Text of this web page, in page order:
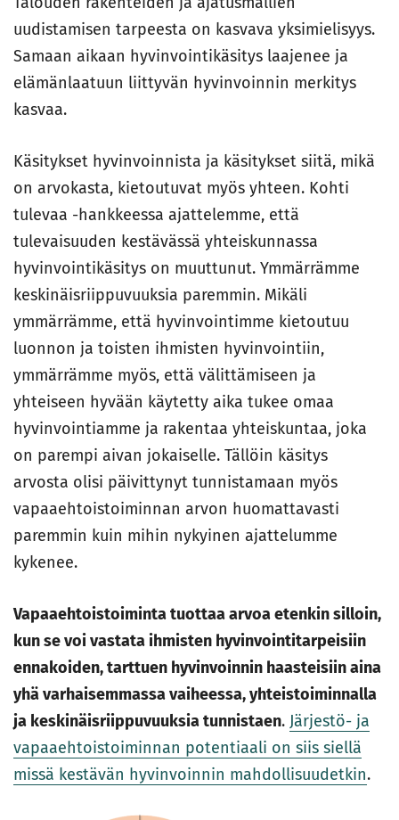
uudistamisen tarpeesta on kasvava yksimielisyys.
Samaan aikaan hyvinvointikäsitys laajenee ja
elämänlaatuun liittyvän hyvinvoinnin merkitys
kasvaa.
Käsitykset hyvinvoinnista ja käsitykset siitä, mikä
on arvokasta, kietoutuvat myös yhteen. Kohti
tulevaa -hankkeessa ajattelemme, että
tulevaisuuden kestävässä yhteiskunnassa
hyvinvointikäsitys on muuttunut. Ymmärrämme
keskinäisriippuvuuksia paremmin. Mikäli
ymmärrämme, että hyvinvointimme kietoutuu
luonnon ja toisten ihmisten hyvinvointiin,
ymmärrämme myös, että välittämiseen ja
yhteiseen hyvään käytetty aika tukee omaa
hyvinvointiamme ja rakentaa yhteiskuntaa, joka
on parempi aivan jokaiselle. Tällöin käsitys
arvosta olisi päivittynyt tunnistamaan myös
vapaaehtoistoiminnan arvon huomattavasti
paremmin kuin mihin nykyinen ajattelumme
kykenee.
Vapaaehtoistoiminta tuottaa arvoa etenkin silloin,
kun se voi vastata ihmisten hyvinvointitarpeisiin
ennakoiden, tarttuen hyvinvoinnin haasteisiin aina
yhä varhaisemmassa vaiheessa, yhteistoiminnalla
ja keskinäisriippuvuuksia tunnistaen. Järjestö- ja
vapaaehtoistoiminnan potentiaali on siis siellä
missä kestävän hyvinvoinnin mahdollisuudetkin.